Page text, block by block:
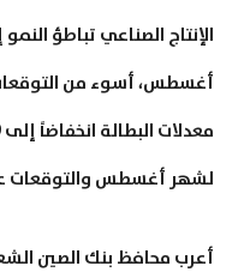
لشهر أغسطس والتوقعات عند
أعرب محافظ بنك الصين